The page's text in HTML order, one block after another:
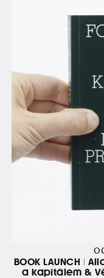
BOOK LAUNCH |
a kapitálem &